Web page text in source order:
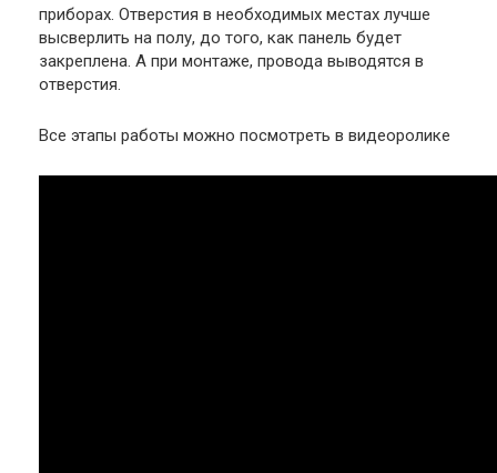
приборах. Отверстия в необходимых местах лучше
высверлить на полу, до того, как панель будет
закреплена. А при монтаже, провода выводятся в
отверстия.
Все этапы работы можно посмотреть в видеоролике